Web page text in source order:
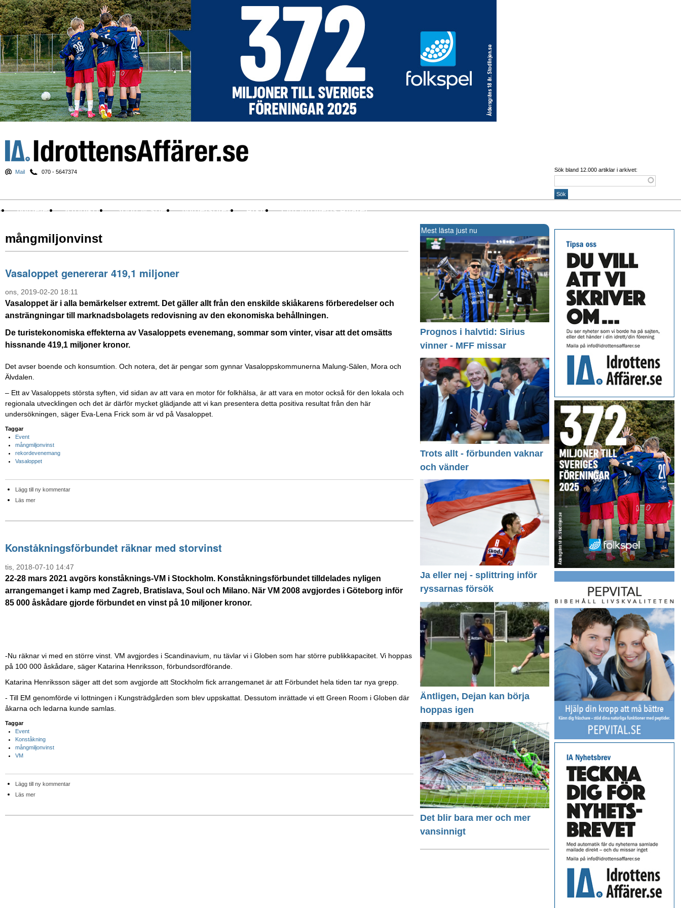
Mail 070 - 5647374 Sök bland 12.000 artiklar i arkivet:
Nyheter Krönikor Sport & spel Nyhetsbrev Arkiv Om Idrottens Affärer
mångmiljonvinst
Vasaloppet genererar 419,1 miljoner
ons, 2019-02-20 18:11
Vasaloppet är i alla bemärkelser extremt. Det gäller allt från den enskilde skiåkarens förberedelser och
ansträngningar till marknadsbolagets redovisning av den ekonomiska behållningen.
De turistekonomiska effekterna av Vasaloppets evenemang, sommar som vinter, visar att det omsätts
hissnande 419,1 miljoner kronor.
Det avser boende och konsumtion. Och notera, det är pengar som gynnar Vasaloppskommunerna Malung-Sälen, Mora och
Älvdalen.
– Ett av Vasaloppets största syften, vid sidan av att vara en motor för folkhälsa, är att vara en motor också för den lokala och
regionala utvecklingen och det är därför mycket glädjande att vi kan presentera detta positiva resultat från den här
undersökningen, säger Eva-Lena Frick som är vd på Vasaloppet.
Taggar
Event
mångmiljonvinst
rekordevenemang
Vasaloppet
Lägg till ny kommentar
Läs mer
Konståkningsförbundet räknar med storvinst
tis, 2018-07-10 14:47
22-28 mars 2021 avgörs konståknings-VM i Stockholm. Konståkningsförbundet tilldelades nyligen
arrangemanget i kamp med Zagreb, Bratislava, Soul och Milano. När VM 2008 avgjordes i Göteborg inför
85 000 åskådare gjorde förbundet en vinst på 10 miljoner kronor.
-Nu räknar vi med en större vinst. VM avgjordes i Scandinavium, nu tävlar vi i Globen som har större publikkapacitet. Vi hoppas
på 100 000 åskådare, säger Katarina Henriksson, förbundsordförande.
Katarina Henriksson säger att det som avgjorde att Stockholm fick arrangemanet är att Förbundet hela tiden tar nya grepp.
- Till EM genomförde vi lottningen i Kungsträdgården som blev uppskattat. Dessutom inrättade vi ett Green Room i Globen där
åkarna och ledarna kunde samlas.
Taggar
Event
Konståkning
mångmiljonvinst
VM
Lägg till ny kommentar
Läs mer
Mest lästa just nu
Prognos i halvtid: Sirius
vinner - MFF missar
Trots allt - förbunden vaknar
och vänder
Ja eller nej - splittring inför
ryssarnas försök
Äntligen, Dejan kan börja
hoppas igen
Det blir bara mer och mer
vansinnigt